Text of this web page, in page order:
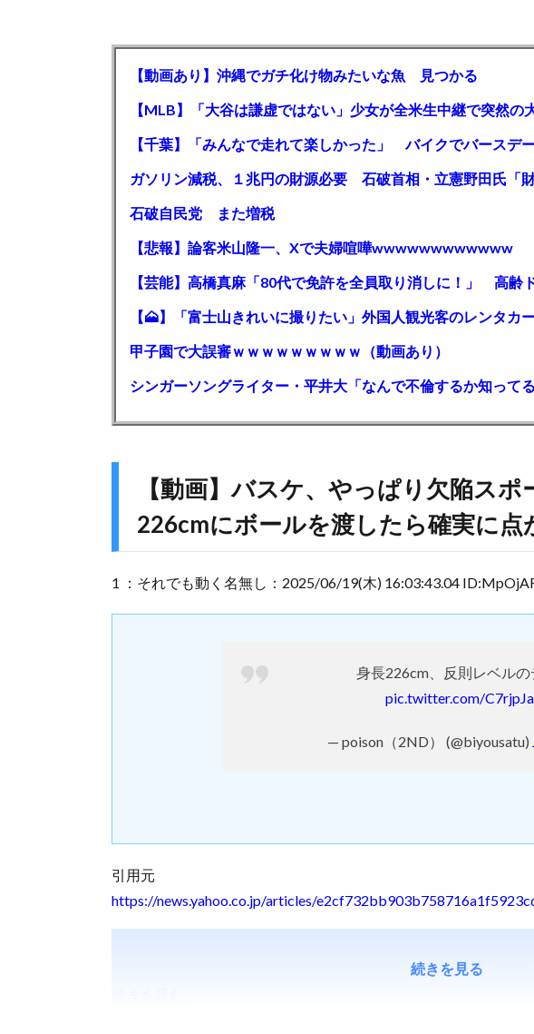
【動画あり】沖縄でガチ化け物みたいな魚 見つかる
石破自民党 また増税
【悲報】論客米山隆一、Xで夫婦喧嘩wwwwwwwwwwww
甲子園で大誤審ｗｗｗｗｗｗｗｗｗ（動画あり）
【動画】バスケ、やっぱり欠陥ス
226cmにボールを渡したら確実に点
1 ：それでも動く名無し：2025/06/19(木) 16:03:43.04
身長226cm、反則レベルの
pic.twitter.com/
— poison（2ND） (@biyousatu)
引用元
https://news.yahoo.co.jp/articles/
続きを見る